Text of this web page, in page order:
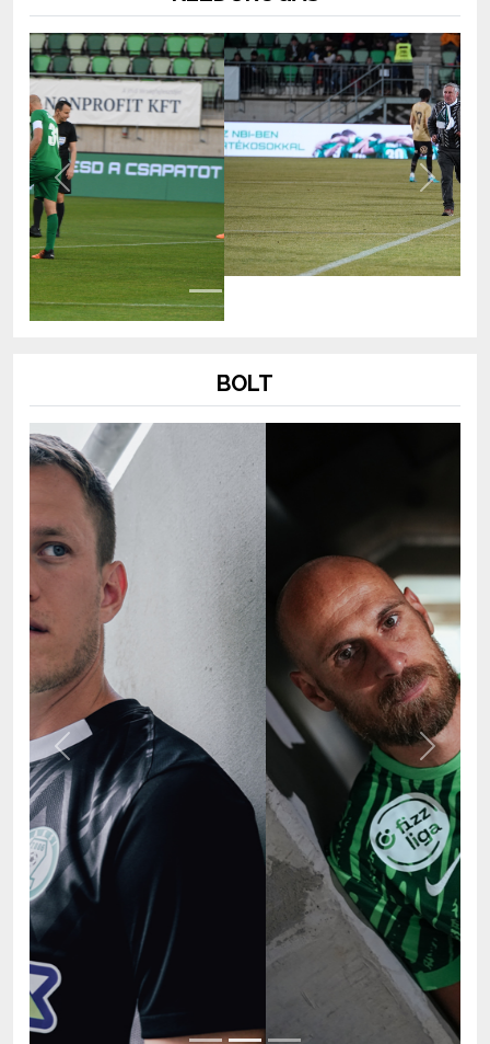
Previous Next
Previous Next